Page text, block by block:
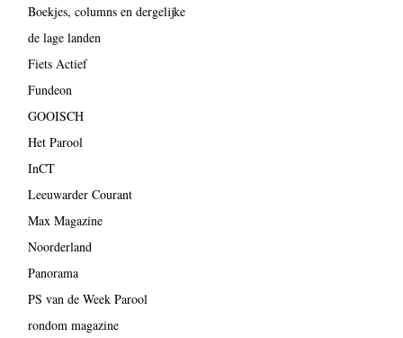
Boekjes, columns en dergelijke
de lage landen
Fiets Actief
Fundeon
GOOISCH
Het Parool
InCT
Leeuwarder Courant
Max Magazine
Noorderland
Panorama
PS van de Week Parool
rondom magazine